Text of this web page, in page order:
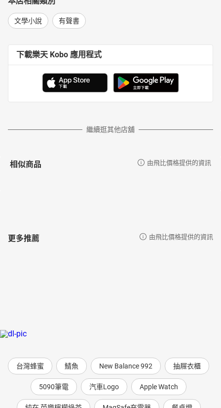
《納尼亞傳奇》(The Chronicles of Narnia)是包含七個故事的一套奇
幻小說，由英國作家C.S.路易斯於1950年代創作，直到現在都深受
全球讀者喜愛，原著銷售超過一億冊，被視為奇幻文學及兒童文學
老師全程錄製，跟著譯者鄧嘉宛的生動文筆、以及尚儀有聲製播暨
發行中心精心製作的音效音樂，活靈活現說出了納尼亞的精彩魔
【尚儀有聲製播暨發行中心介紹】
尚儀有聲製播暨發行中心(簡稱尚儀有聲製播中心)是專業的有聲出版
聲音總監。除專業的製作團隊，發行範圍更是遍及所有華人有聲通
【目錄】
第五章 凱斯賓的山中歷險
第十二章 魔法與復仇
第十四章 大家都很忙
第十五章 阿斯蘭豎立一道天門
文學小說 有聲書
下載樂天 Kobo 應用程式
繼續逛其他店舖
相似商品 由飛比價格提供的資訊
更多推薦 由飛比價格提供的資訊
台灣蜂蜜 鯖魚 New Balance 992 抽屜衣櫃
5090筆電 汽車Logo Apple Watch